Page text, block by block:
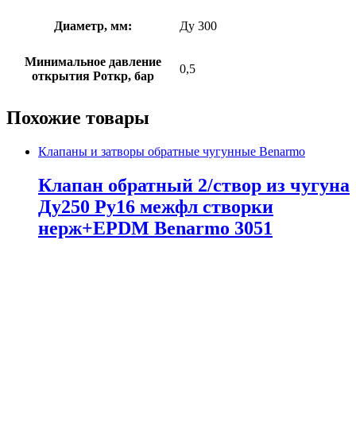
Диаметр, мм: Ду 300
Минимальное давление
открытия Роткр, бар
0,5
Похожие товары
Клапаны и затворы обратные чугунные Benarmo
Клапан обратный 2/створ из чугуна
Ду250 Ру16 межфл створки
нерж+EPDM Benarmo 3051